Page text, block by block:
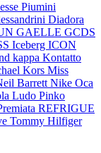
Piumini
Diadora
GAELLE GCDS
Iceberg ICON
kappa Kontatto
Kors Miss
Barrett Nike Oca
Ludo Pinko
REFRIGUE
Tommy Hilfiger